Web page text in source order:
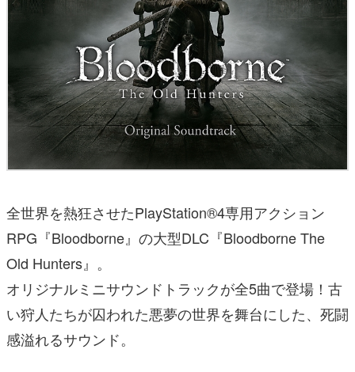
全世界を熱狂させたPlayStation®4専用アクション
RPG『Bloodborne』の大型DLC『Bloodborne The
Old Hunters』。
オリジナルミニサウンドトラックが全5曲で登場！古
い狩人たちが囚われた悪夢の世界を舞台にした、死闘
感溢れるサウンド。